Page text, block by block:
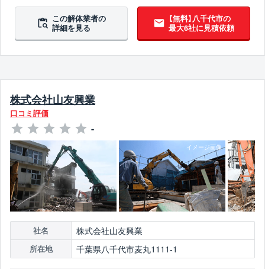
この解体業者の
詳細を見る
【無料】八千代市の
最大6社に見積依頼
株式会社山友興業
口コミ評価
-
社名 株式会社山友興業
所在地 千葉県八千代市麦丸1111-1